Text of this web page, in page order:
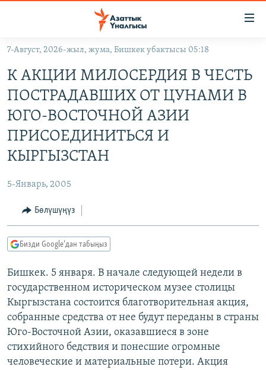
Навигацияга
өтүңүз
салыңыз
КЫРГЫЗСТАН
ЭКОНОМИКА
БОРБОР АЗИЯ
УКРАИНА
АТАЙЫН ИЛИКТӨӨ
БҮГҮН АЗАТТЫКТА
ЭКСПЕРТТЕР ТАЛДАЙТ
ЭЖЕ-СИҢДИЛЕР
АЗАТТЫК+
ЫҢГАЙСЫЗ СУРООЛОР
ПОДКАСТ
ӨЗГӨЧӨ ПИКИР
Русский
ОНЛАЙН ШЕРИНЕ
7-Август, 2026-жыл, жума, Бишкек убактысы 05:18
К АКЦИИ МИЛОСЕРДИЯ В ЧЕСТЬ
ПОСТРАДАВШИХ ОТ ЦУНАМИ В
ЮГО-ВОСТОЧНОЙ АЗИИ
ПРИСОЕДИНИТЬСЯ И
КЫРГЫЗСТАН
5-Январь, 2005
Бөлүшүңүз
Бизди Google'дан табыңыз
Бишкек. 5 января. В начале следующей недели в
государственном историческом музее столицы
Кыргызстана состоится благотворительная акция,
собранные средства от нее будут переданы в страны
Юго-Восточной Азии, оказавшиеся в зоне
стихийного бедствия и понесшие огромные
человеческие и материальные потери. Акция